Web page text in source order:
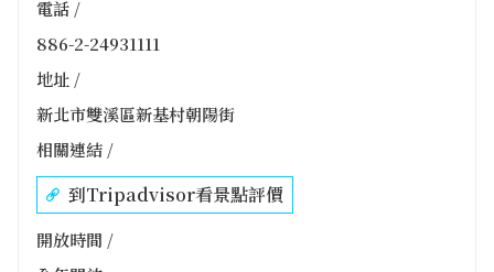
電話 /
886-2-24931111
地址 /
新北市雙溪區新基村朝陽街
相關連結 /
到Tripadvisor看景點評價
開放時間 /